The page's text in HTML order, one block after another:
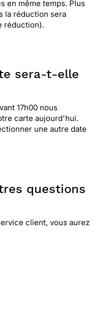
en même temps. Plus
la réduction sera
réduction).
sera-t-elle
17h00 nous
carte aujourd'hui.
une autre date
questions
client, vous aurez